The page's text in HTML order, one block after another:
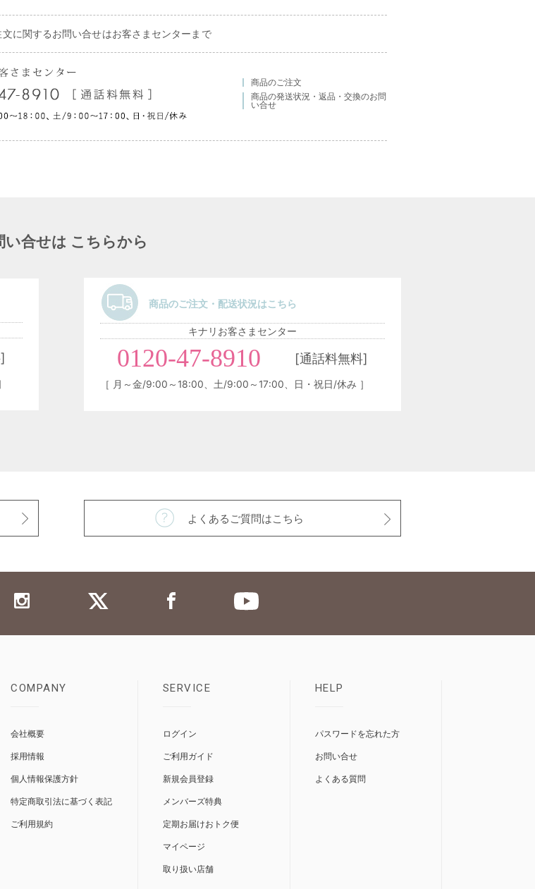
に関するお問い合せはお客さまセンターまで
商品のご注文
商品の発送状況・返品・交換のお問
い合せ
い合せは こちらから
商品のご注文・配送状況はこちら
キナリお客さまセンター
0120-47-8910 [通話料無料]
［ 月～金/9:00～18:00、土/9:00～17:00、日・祝日/休み ］
よくあるご質問はこちら
COMPANY
会社概要
採用情報
個人情報保護方針
特定商取引法に基づく表記
ご利用規約
SERVICE
ログイン
ご利用ガイド
新規会員登録
メンバーズ特典
定期お届けおトク便
マイページ
取り扱い店舗
HELP
パスワードを忘れた方
お問い合せ
よくある質問